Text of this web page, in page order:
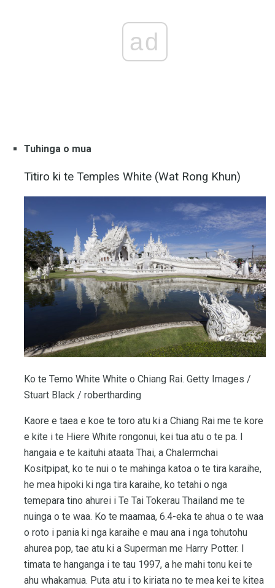
ad
Tuhinga o mua
Titiro ki te Temples White (Wat Rong Khun)
Ko te Temo White White o Chiang Rai. Getty Images /
Stuart Black / robertharding
Kaore e taea e koe te toro atu ki a Chiang Rai me te kore
e kite i te Hiere White rongonui, kei tua atu o te pa. I
hangaia e te kaituhi ataata Thai, a Chalermchai
Kositpipat, ko te nui o te mahinga katoa o te tira karaihe,
he mea hipoki ki nga tira karaihe, ko tetahi o nga
temepara tino ahurei i Te Tai Tokerau Thailand me te
nuinga o te waa. Ko te maamaa, 6.4-eka te ahua o te waa
o roto i pania ki nga karaihe e mau ana i nga tohutohu
ahurea pop, tae atu ki a Superman me Harry Potter. I
timata te hanganga i te tau 1997, a he mahi tonu kei te
ahu whakamua. Puta atu i to kiriata no te mea kei te kitea